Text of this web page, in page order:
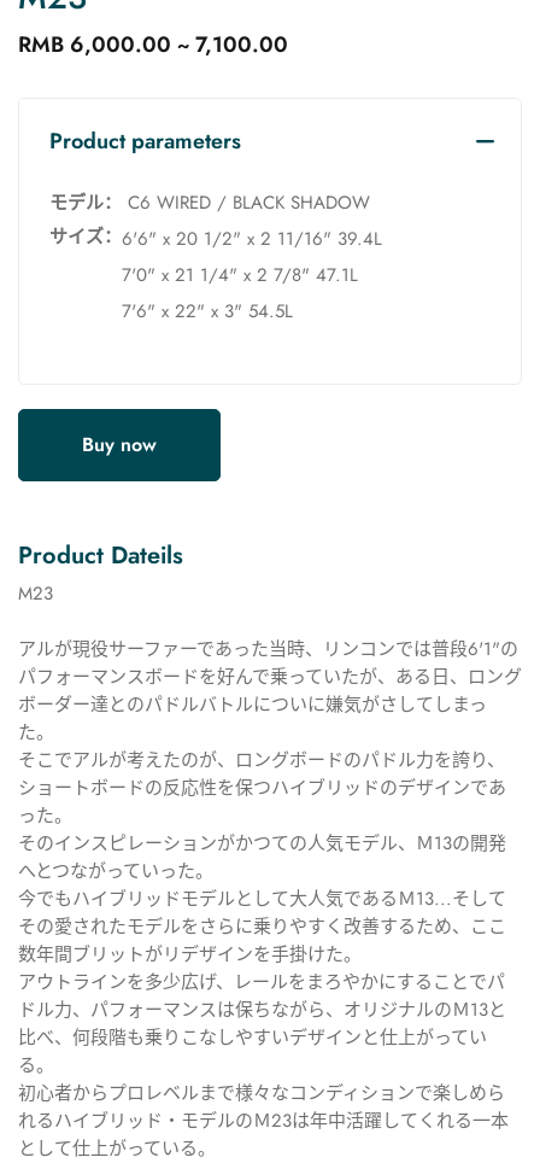
RMB 6,000.00 ~ 7,100.00
Product parameters
モデル：
C6 WIRED / BLACK SHADOW
サイズ： 6'6" x 20 1/2" x 2 11/16" 39.4L
7'0" x 21 1/4" x 2 7/8" 47.1L
7'6" x 22" x 3" 54.5L
Buy now
Product Dateils
M23
アルが現役サーファーであった当時、リンコンでは普段6'1"の
パフォーマンスボードを好んで乗っていたが、ある日、ロング
ボーダー達とのパドルバトルについに嫌気がさしてしまっ
た。
そこでアルが考えたのが、ロングボードのパドル力を誇り、
ショートボードの反応性を保つハイブリッドのデザインであ
った。
そのインスピレーションがかつての人気モデル、Ｍ13の開発
へとつながっていった。
今でもハイブリッドモデルとして大人気であるＭ13...そして
その愛されたモデルをさらに乗りやすく改善するため、ここ
数年間ブリットがリデザインを手掛けた。
アウトラインを多少広げ、レールをまろやかにすることでパ
ドル力、パフォーマンスは保ちながら、オリジナルのＭ13と
比べ、何段階も乗りこなしやすいデザインと仕上がってい
る。
初心者からプロレベルまで様々なコンディションで楽しめら
れるハイブリッド・モデルのＭ23は年中活躍してくれる一本
として仕上がっている。